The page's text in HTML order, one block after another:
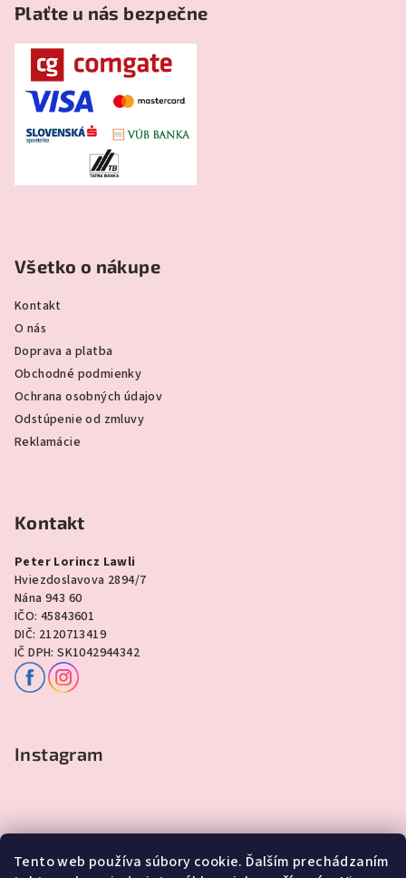
Tento web používa súbory cookie. Ďalším prechádzaním
Plaťte u nás bezpečne
Všetko o nákupe
Kontakt
O nás
Doprava a platba
Obchodné podmienky
Ochrana osobných údajov
Odstúpenie od zmluvy
Reklamácie
Kontakt
Peter Lorincz Lawli
Hviezdoslavova 2894/7
Nána 943 60
IČO: 45843601
DIČ: 2120713419
IČ DPH: SK1042944342
Instagram